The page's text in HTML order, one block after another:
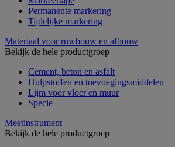
Permanente markering
Tijdelijke markering
Materiaal voor ruwbouw en afbouw
Bekijk de hele productgroep
Cement, beton en asfalt
Hulpstoffen en toevoegingsmiddelen
Lijm voor vloer en muur
Specie
Meetinstrument
Bekijk de hele productgroep